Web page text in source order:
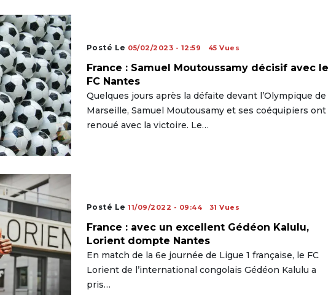
Posté Le 05/02/2023 - 12:59 45 Vues
France : Samuel Moutoussamy décisif avec le
FC Nantes
Quelques jours après la défaite devant l’Olympique de
Marseille, Samuel Moutousamy et ses coéquipiers ont
renoué avec la victoire. Le…
Posté Le11/09/2022 - 09:44 31 Vues
France : avec un excellent Gédéon Kalulu,
Lorient dompte Nantes
En match de la 6e journée de Ligue 1 française, le FC
Lorient de l’international congolais Gédéon Kalulu a
pris…